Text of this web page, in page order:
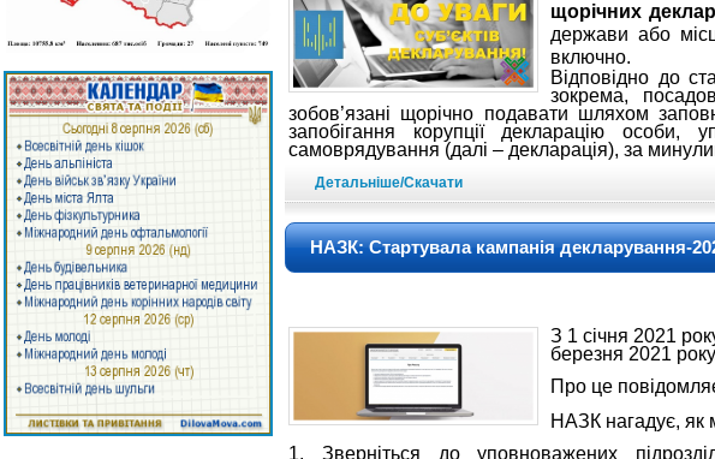
щорічних
держави або
включно.
Відповідно до
зокрема,
зобов’язані щорічно подавати шляхом
запобігання корупції декларацію
самоврядування (далі – декларація), за
Детальніше/Скачати
НАЗК: Стартувала кампанія декларування-
З 1 січня 2021
березня 2021
Про це
НАЗК нагадує, як
1. Зверніться до уповноважених